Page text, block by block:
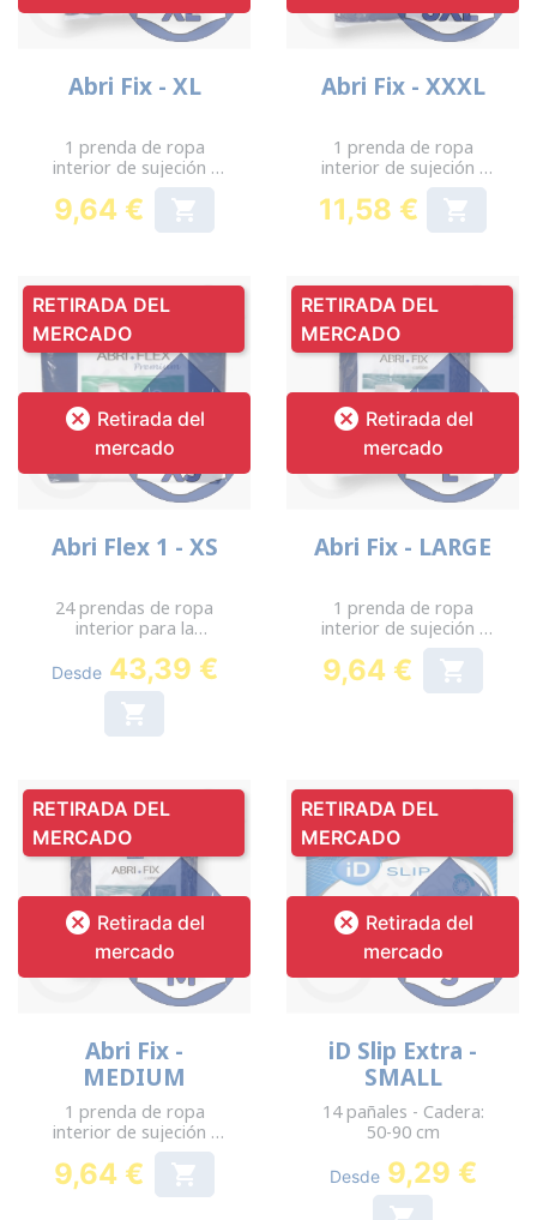
Abri Fix - XL
1 prenda de ropa
interior de sujeción -
Cadera: 110-140 cm
Precio
9,64 € 
Abri Fix - XXXL
1 prenda de ropa
interior de sujeción -
Cadera: 140-170 cm
Precio
11,58 € 
 Retirada del
mercado
Abri Flex 1 - XS
24 prendas de ropa
interior para la
45-70 cm
Desde 43,39 €

RETIRADA DEL
MERCADO
 Retirada del
mercado
Abri Fix - LARGE
1 prenda de ropa
interior de sujeción -
Cadera: 90-110 cm
Precio
9,64 € 
RETIRADA DEL
MERCADO
 Retirada del
mercado
Abri Fix -
MEDIUM
1 prenda de ropa
interior de sujeción -
Cadera: 75-95 cm
Precio
9,64 € 
RETIRADA DEL
MERCADO
 Retirada del
mercado
iD Slip Extra -
SMALL
14 pañales - Cadera:
50-90 cm
Desde 9,29 €
RETIRADA DEL
MERCADO